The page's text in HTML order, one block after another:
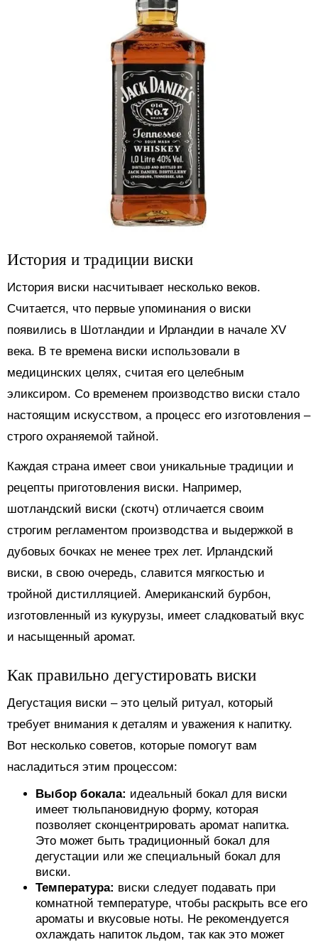
История и традиции виски
История виски насчитывает несколько веков.
Считается, что первые упоминания о виски
появились в Шотландии и Ирландии в начале XV
века. В те времена виски использовали в
медицинских целях, считая его целебным
эликсиром. Со временем производство виски стало
настоящим искусством, а процесс его изготовления –
строго охраняемой тайной.
Каждая страна имеет свои уникальные традиции и
рецепты приготовления виски. Например,
шотландский виски (скотч) отличается своим
строгим регламентом производства и выдержкой в
дубовых бочках не менее трех лет. Ирландский
виски, в свою очередь, славится мягкостью и
тройной дистилляцией. Американский бурбон,
изготовленный из кукурузы, имеет сладковатый вкус
и насыщенный аромат.
Как правильно дегустировать виски
Дегустация виски – это целый ритуал, который
требует внимания к деталям и уважения к напитку.
Вот несколько советов, которые помогут вам
насладиться этим процессом:
Выбор бокала: идеальный бокал для виски
имеет тюльпановидную форму, которая
позволяет сконцентрировать аромат напитка.
Это может быть традиционный бокал для
дегустации или же специальный бокал для
виски.
Температура: виски следует подавать при
комнатной температуре, чтобы раскрыть все его
ароматы и вкусовые ноты. Не рекомендуется
охлаждать напиток льдом, так как это может